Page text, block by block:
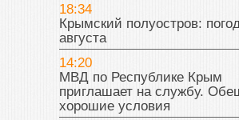
18:34
Крымский полуостров:
августа
14:20
МВД по Республике Крым
приглашает на службу.
хорошие условия